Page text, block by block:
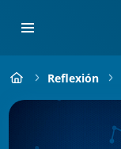
Reflexión